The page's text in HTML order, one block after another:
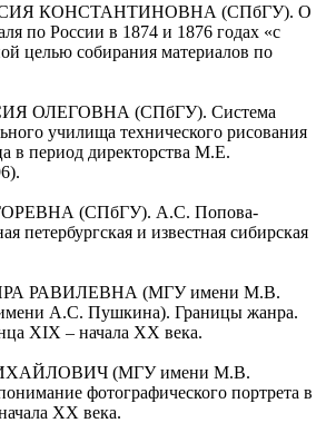
КОНСТАНТИНОВНА (СПбГУ). О
по России в 1874 и 1876 годах «с
целью собирания материалов по
ОЛЕГОВНА (СПбГУ). Система
училища технического рисования
в период директорства М.Е.
(СПбГУ). А.С. Попова-
петербургская и известная сибирская
РАВИЛЕВНА (МГУ имени М.В.
А.С. Пушкина). Границы жанра.
XIX – начала XX века.
(МГУ имени М.В.
фотографического портрета в
XX века.